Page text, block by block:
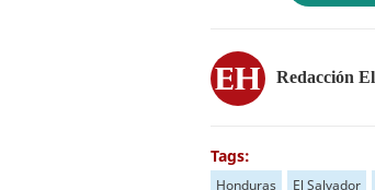
Redacción
Tags:
Honduras El Salvador